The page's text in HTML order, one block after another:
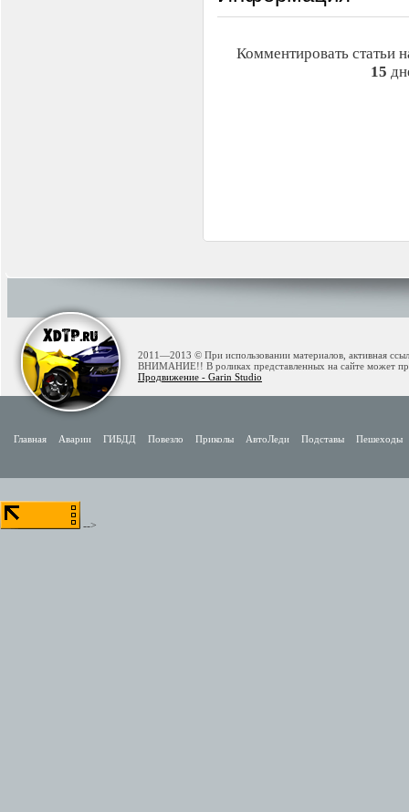
Комментировать статьи
15
2011—2013 © При использовании материалов, активная
ВНИМАНИЕ!! В роликах представленных на сайте может
Продвижение - Garin Studio
Главная Аварии ГИБДД Повезло Приколы АвтоЛеди Подставы Пешеходы
-->